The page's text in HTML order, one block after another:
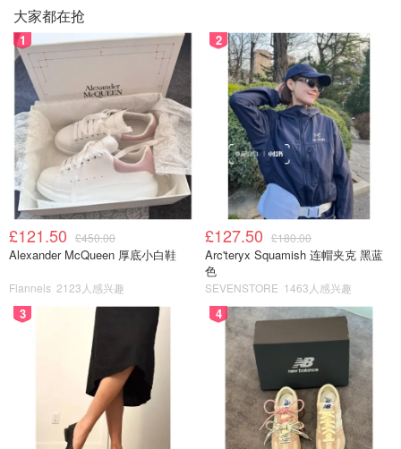
大家都在抢
1
£121.50 £450.00
Alexander McQueen 厚底小白鞋
Flannels 2123人感兴趣
2
£127.50 £180.00
Arc'teryx Squamish 连帽夹克 黑蓝
色
SEVENSTORE 1463人感兴趣
3 4